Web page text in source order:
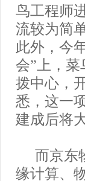
鸟工程师
流较为简
此外，今
会”上，菜
拨中心，
悉，这一
建成后将
而京东
缘计算、